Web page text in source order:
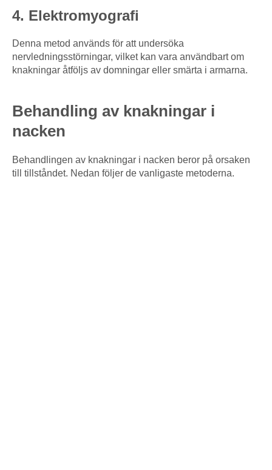
4. Elektromyografi
Denna metod används för att undersöka
nervledningsstörningar, vilket kan vara användbart om
knakningar åtföljs av domningar eller smärta i armarna.
Behandling av knakningar i
nacken
Behandlingen av knakningar i nacken beror på orsaken
till tillståndet. Nedan följer de vanligaste metoderna.